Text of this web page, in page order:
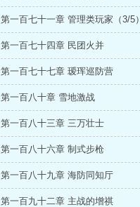
第一百七十一章 管理类玩家（3/5）
第一百七十四章 民团火并
第一百七十七章 瑷珲巡防营
第一百八十章 雪地激战
第一百八十三章 三万壮士
第一百八十六章 制式步枪
第一百八十九章 海防同知厅
第一百九十二章 主战的增祺